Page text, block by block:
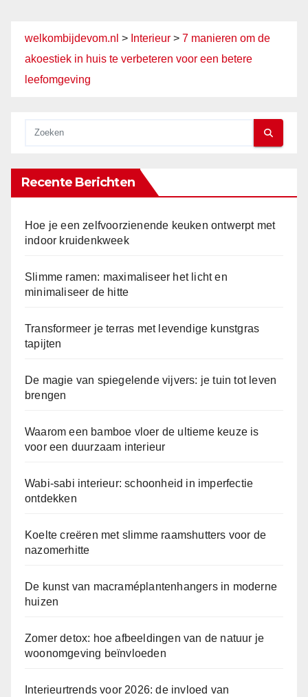
welkombijdevom.nl > Interieur > 7 manieren om de
akoestiek in huis te verbeteren voor een betere
leefomgeving
Recente Berichten
Hoe je een zelfvoorzienende keuken ontwerpt met
indoor kruidenkweek
Slimme ramen: maximaliseer het licht en
minimaliseer de hitte
Transformeer je terras met levendige kunstgras
tapijten
De magie van spiegelende vijvers: je tuin tot leven
brengen
Waarom een bamboe vloer de ultieme keuze is
voor een duurzaam interieur
Wabi-sabi interieur: schoonheid in imperfectie
ontdekken
Koelte creëren met slimme raamshutters voor de
nazomerhitte
De kunst van macraméplantenhangers in moderne
huizen
Zomer detox: hoe afbeeldingen van de natuur je
woonomgeving beïnvloeden
Interieurtrends voor 2026: de invloed van